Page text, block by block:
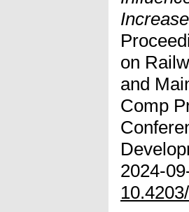
on
and
Comp
2024-